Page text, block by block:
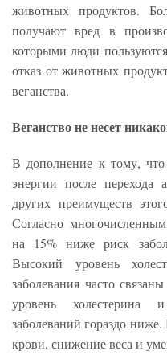
животных продуктов.
получают вред в
которыми люди
отказ от животных
веганства.
Веганство не несет
В дополнение к тому,
энергии после перехода
других преимуществ
Согласно
на 15% ниже риск
Высокий уровень
заболевания часто
уровень холестерина
заболеваний гораздо
крови, снижение веса и